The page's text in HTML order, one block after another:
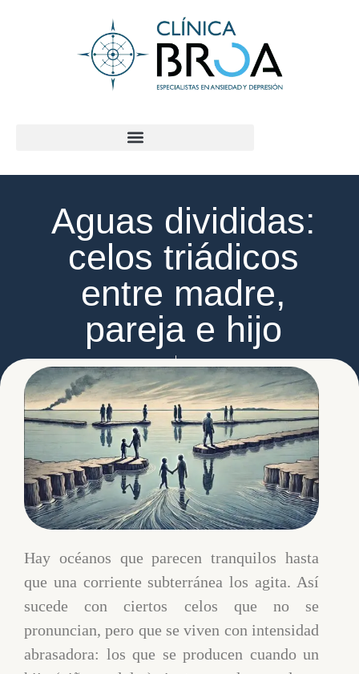
Aguas divididas:
celos triádicos
entre madre,
pareja e hijo
Clínica Broa julio 8, 2025
Hay océanos que parecen tranquilos hasta
que una corriente subterránea los agita. Así
sucede con ciertos celos que no se
pronuncian, pero que se viven con intensidad
abrasadora: los que se producen cuando un